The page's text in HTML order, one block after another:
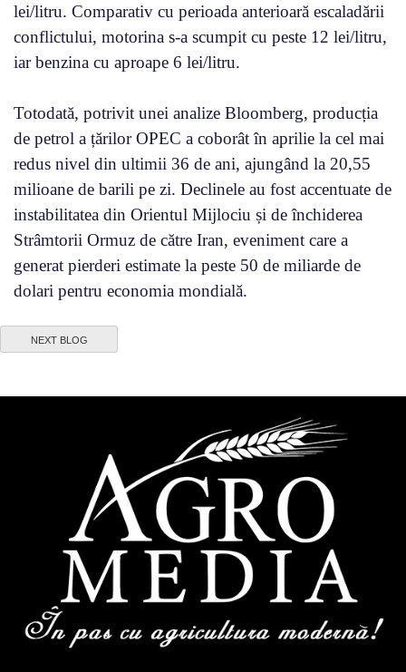
lei/litru. Comparativ cu perioada anterioară escaladării
conflictului, motorina s-a scumpit cu peste 12 lei/litru,
iar benzina cu aproape 6 lei/litru.
Totodată, potrivit unei analize Bloomberg, producția
de petrol a țărilor OPEC a coborât în aprilie la cel mai
redus nivel din ultimii 36 de ani, ajungând la 20,55
milioane de barili pe zi. Declinele au fost accentuate de
instabilitatea din Orientul Mijlociu și de închiderea
Strâmtorii Ormuz de către Iran, eveniment care a
generat pierderi estimate la peste 50 de miliarde de
dolari pentru economia mondială.
NEXT BLOG